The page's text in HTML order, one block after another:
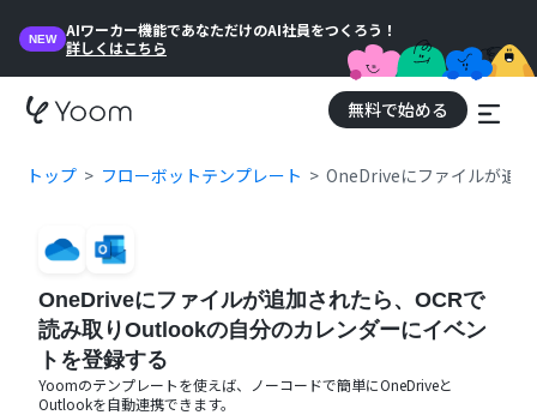
NEW
AIワーカー機能であなただけのAI社員をつくろう！
詳しくはこちら
無料で始める
トップ フローボットテンプレート OneDriveにファイルが追
OneDriveにファイルが追加されたら、OCRで
読み取りOutlookの自分のカレンダーにイベン
トを登録する
Yoomのテンプレートを使えば、ノーコードで簡単にOneDriveと
Outlookを自動連携できます。